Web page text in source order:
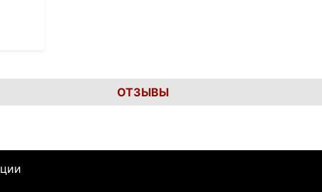
ОТЗЫВЫ